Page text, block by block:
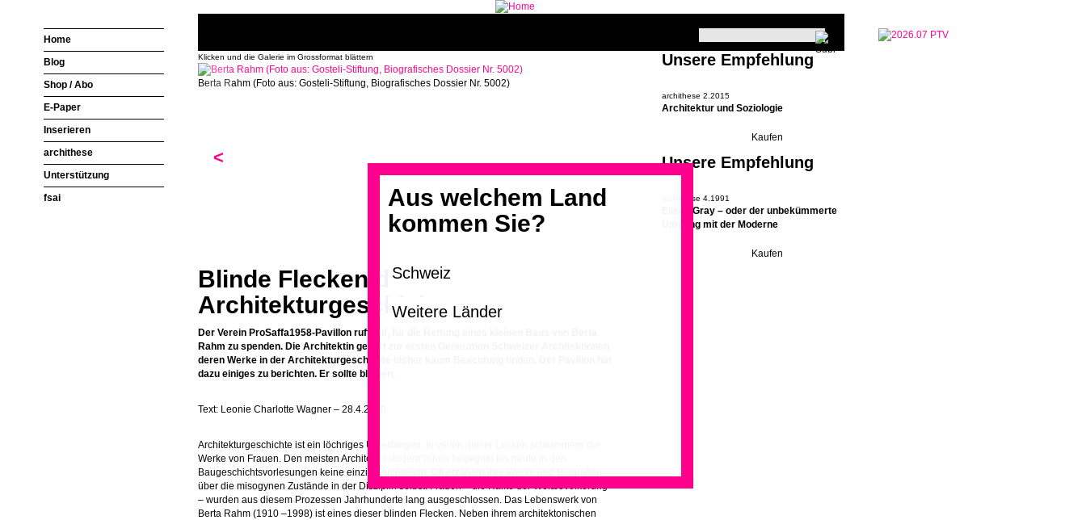
Aus welchem Land
kommen Sie?
Klicken und die Galerie im Grossformat blättern
Berta Rahm (Foto aus: Gosteli-Stiftung, Biografisches Dossier Nr. 5002)
<
Blinde Flecken der
Architekturgeschichte
Der Verein ProSaffa1958-Pavillon ruft auf, für die Rettung eines kleinen Baus von Berta
Rahm zu spenden. Die Architektin gehört zur ersten Generation Schweizer Architektinnen
deren Werke in der Architekturgeschichte bisher kaum Beachtung finden. Der Pavillon hat
dazu einiges zu berichten. Er sollte bleiben.
Text: Leonie Charlotte Wagner – 28.4.2020
Architekturgeschichte ist ein löchriges Unterfangen. In vielen dieser Lücken schlummern die
Werke von Frauen. Den meisten Architekturstudent*innen begegnet bis heute in den
Baugeschichtsvorlesungen keine einzige Architektin. Oft erzählen ihre Werke und Biografien
über die misogynen Zustände in der Disziplin selbst. Frauen – die Hälfte der Weltbevölkerung
– wurden aus diesem Prozessen Jahrhunderte lang ausgeschlossen. Das Lebenswerk von
Berta Rahm (1910 –1998) ist eines dieser blinden Flecken. Neben ihrem architektonischen
Unsere Empfehlung
archithese 2.2015
Architektur und Soziologie
Unsere Empfehlung
archithese 4.1991
Eileen Gray – oder der unbekümmerte
Umgang mit der Moderne
Home
Blog
Shop / Abo
E-Paper
Inserieren
archithese
Unterstützung
fsai